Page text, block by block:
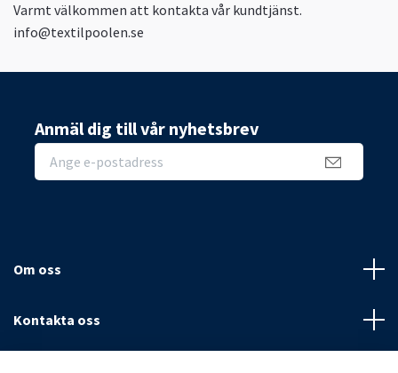
Varmt välkommen att kontakta vår kundtjänst.
info@textilpoolen.se
Anmäl dig till vår nyhetsbrev
Om oss
Kontakta oss